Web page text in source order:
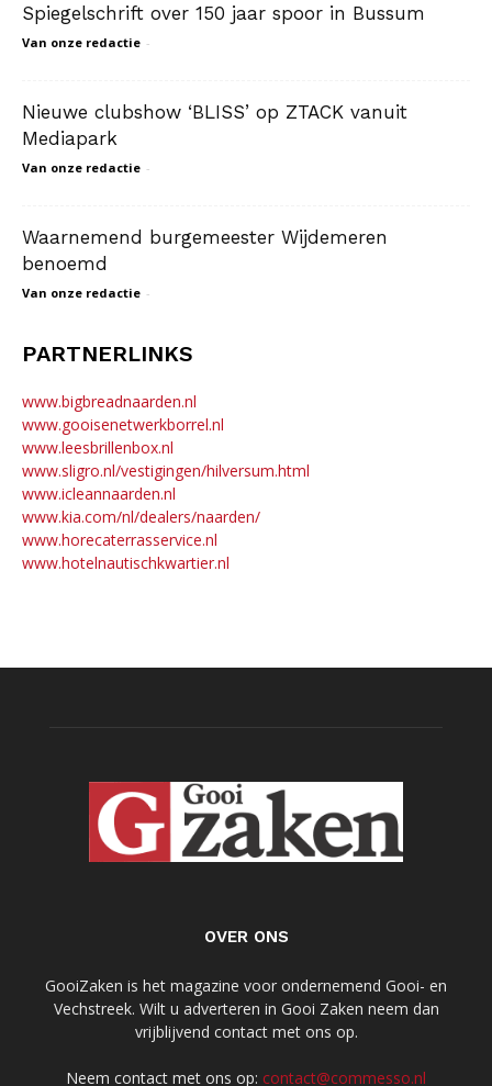
Spiegelschrift over 150 jaar spoor in Bussum
Van onze redactie -
Nieuwe clubshow ‘BLISS’ op ZTACK vanuit
Mediapark
Van onze redactie -
Waarnemend burgemeester Wijdemeren
benoemd
Van onze redactie -
PARTNERLINKS
www.bigbreadnaarden.nl
www.gooisenetwerkborrel.nl
www.leesbrillenbox.nl
www.sligro.nl/vestigingen/hilversum.html
www.icleannaarden.nl
www.kia.com/nl/dealers/naarden/
www.horecaterrasservice.nl
www.hotelnautischkwartier.nl
OVER ONS
GooiZaken is het magazine voor ondernemend Gooi- en
Vechstreek. Wilt u adverteren in Gooi Zaken neem dan
vrijblijvend contact met ons op.
Neem contact met ons op: contact@commesso.nl